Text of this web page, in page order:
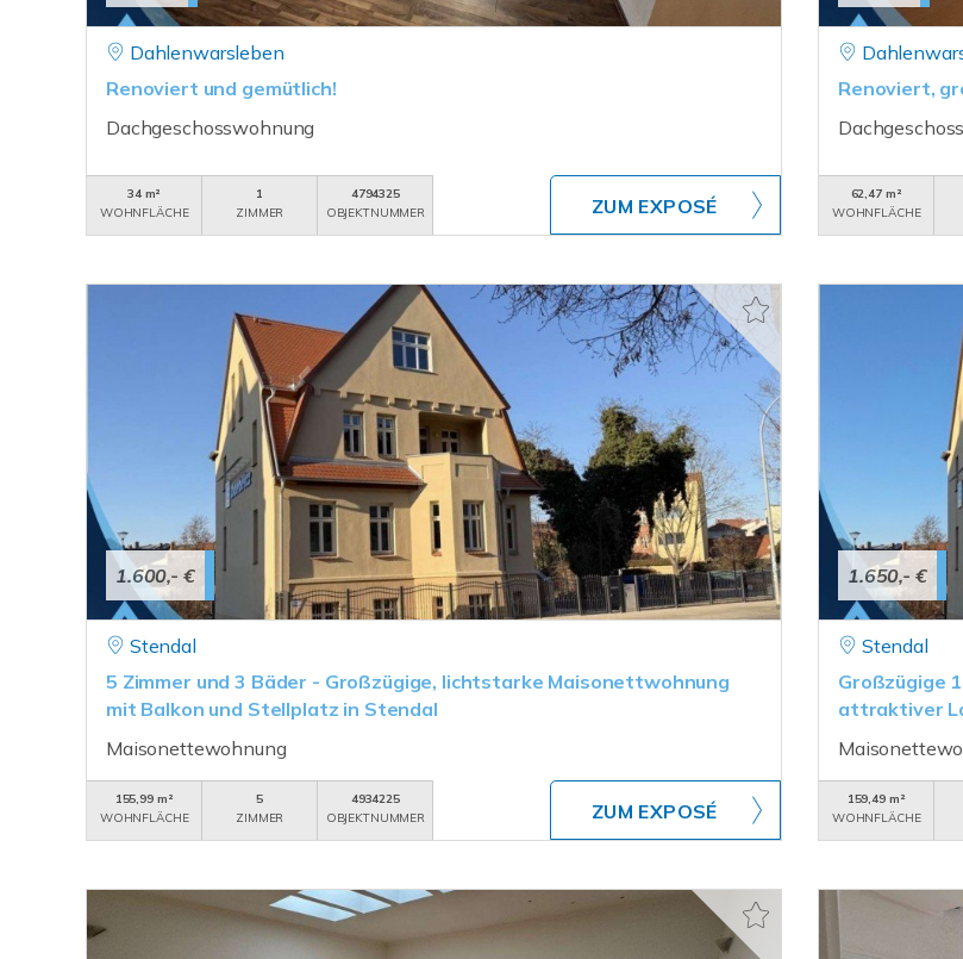
Dahlenwarsleben
Renoviert und gemütlich!
Dachgeschosswohnung
34 m²
WOHNFLÄCHE
1
ZIMMER
4794325
OBJEKTNUMMER
ZUM EXPOSÉ
Renoviert,
62,47 m²
WOHNFLÄCHE
1.600,- €
Stendal
5 Zimmer und 3 Bäder - Großzügige, lichtstarke Maisonettwohnung
mit Balkon und Stellplatz in Stendal
Maisonettewohnung
155,99 m²
WOHNFLÄCHE
5
ZIMMER
4934225
OBJEKTNUMMER
ZUM EXPOSÉ
1.650,- €
Stendal
Großzügige
attraktiver
159,49 m²
WOHNFLÄCHE